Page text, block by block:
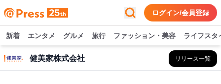
ログイン/会員登録
新着 エンタメ グルメ 旅行 ファッション・美容 ライフスタ
健美家株式会社 リリース一覧